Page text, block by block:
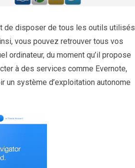
de disposer de tous les outils utilisés
vous pouvez retrouver tous vos
ordinateur, du moment qu’il propose
à des services comme Evernote,
un système d’exploitation autonome